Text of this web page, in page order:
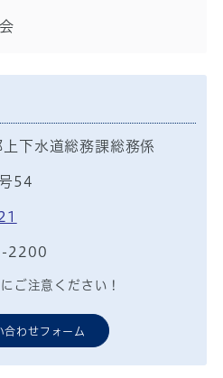
下水道総務課総務係
54
2200
ご注意ください！
合わせフォーム